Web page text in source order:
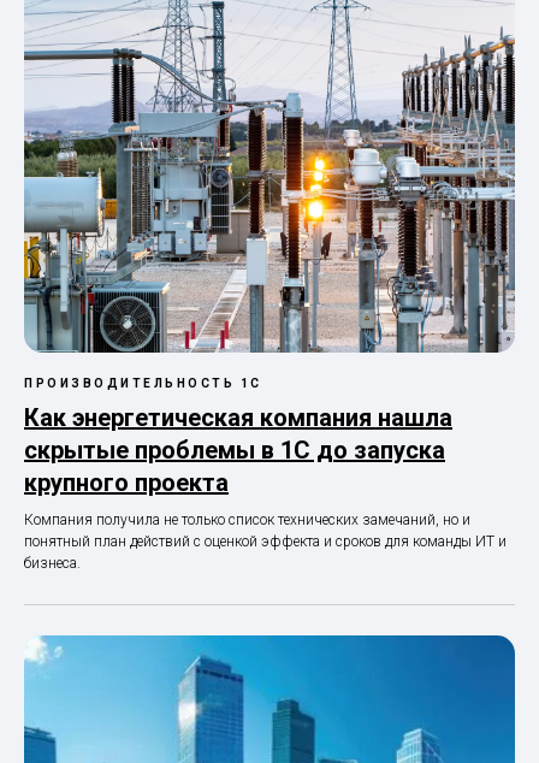
ПРОИЗВОДИТЕЛЬНОСТЬ 1С
Как энергетическая компания нашла
скрытые проблемы в 1С до запуска
крупного проекта
Компания получила не только список технических замечаний, но и
понятный план действий с оценкой эффекта и сроков для команды ИТ и
бизнеса.